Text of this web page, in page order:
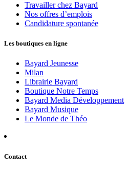
Travailler chez Bayard
Nos offres d’emplois
Candidature spontanée
Les boutiques en ligne
Bayard Jeunesse
Milan
Librairie Bayard
Boutique Notre Temps
Bayard Media Développement
Bayard Musique
Le Monde de Théo
Contact